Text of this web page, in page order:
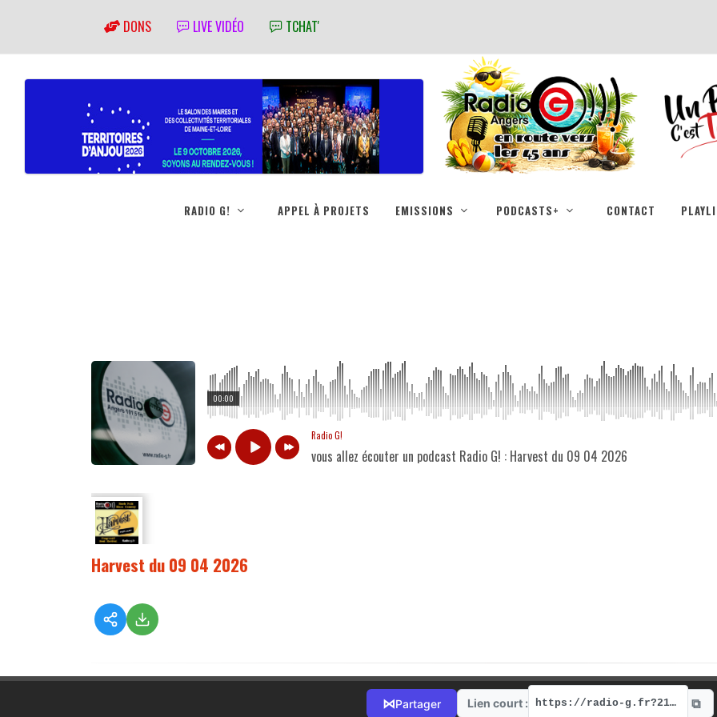
DONS LIVE VIDÉO TCHAT'
RADIO G! APPEL À PROJETS EMISSIONS PODCASTS+ CONTACT
00:00
Radio G!
vous allez écouter un podcast Radio G! : Harvest du 09 04 2026
Harvest du 09 04 2026
⋈Partager Lien court : https://radio-g.fr?21640 ⧉